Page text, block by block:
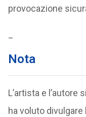
provocazione
Nota
L’artista e l’autore
ha voluto